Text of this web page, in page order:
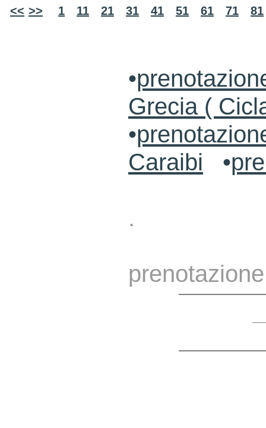
<< >> 1 11 21 31 41 51 61 71 81
•
Grecia (
•
Caraibi •
.